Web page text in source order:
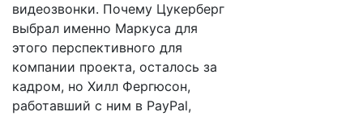
видеозвонки. Почему Цукерберг
выбрал именно Маркуса для
этого перспективного для
компании проекта, осталось за
кадром, но Хилл Фергюсон,
работавший с ним в PayPal,